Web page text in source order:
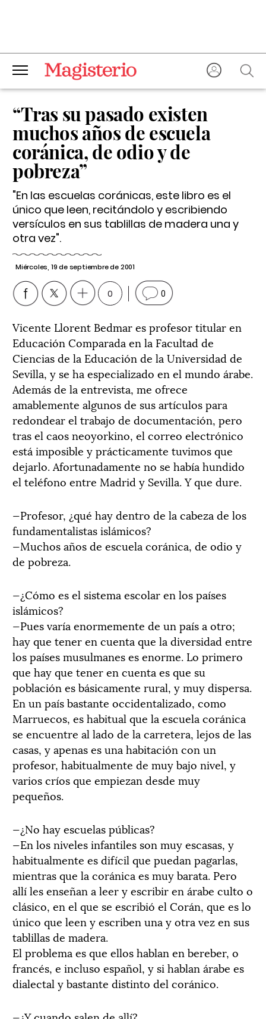
“Tras su pasado existen
muchos años de escuela
coránica, de odio y de
pobreza”
"En las escuelas coránicas, este libro es el
único que leen, recitándolo y escribiendo
versículos en sus tablillas de madera una y
otra vez".
Miércoles, 19 de septiembre de 2001
0 0
Vicente Llorent Bedmar es profesor titular en
Educación Comparada en la Facultad de
Ciencias de la Educación de la Universidad de
Sevilla, y se ha especializado en el mundo árabe.
Además de la entrevista, me ofrece
amablemente algunos de sus artículos para
redondear el trabajo de documentación, pero
tras el caos neoyorkino, el correo electrónico
está imposible y prácticamente tuvimos que
dejarlo. Afortunadamente no se había hundido
el teléfono entre Madrid y Sevilla. Y que dure.
—Profesor, ¿qué hay dentro de la cabeza de los
fundamentalistas islámicos?
—Muchos años de escuela coránica, de odio y
de pobreza.
—¿Cómo es el sistema escolar en los países
islámicos?
—Pues varía enormemente de un país a otro;
hay que tener en cuenta que la diversidad entre
los países musulmanes es enorme. Lo primero
que hay que tener en cuenta es que su
población es básicamente rural, y muy dispersa.
En un país bastante occidentalizado, como
Marruecos, es habitual que la escuela coránica
se encuentre al lado de la carretera, lejos de las
casas, y apenas es una habitación con un
profesor, habitualmente de muy bajo nivel, y
varios críos que empiezan desde muy
pequeños.
—¿No hay escuelas públicas?
—En los niveles infantiles son muy escasas, y
habitualmente es difícil que puedan pagarlas,
mientras que la coránica es muy barata. Pero
allí les enseñan a leer y escribir en árabe culto o
clásico, en el que se escribió el Corán, que es lo
único que leen y escriben una y otra vez en sus
tablillas de madera.
El problema es que ellos hablan en bereber, o
francés, e incluso español, y si hablan árabe es
dialectal y bastante distinto del coránico.